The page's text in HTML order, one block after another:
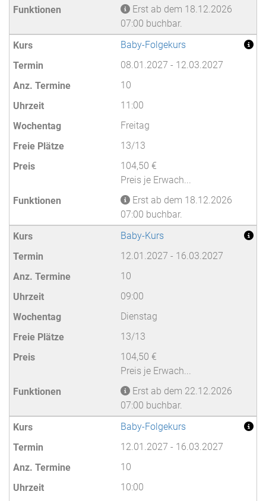
Erst ab dem 18.12.2026
07:00 buchbar.
Baby-Folgekurs
08.01.2027 - 12.03.2027
10
11:00
Freitag
13/13
104,50 €
Preis je Erwach...
Erst ab dem 18.12.2026
07:00 buchbar.
Baby-Kurs
12.01.2027 - 16.03.2027
10
09:00
Dienstag
13/13
104,50 €
Preis je Erwach...
Erst ab dem 22.12.2026
07:00 buchbar.
Baby-Folgekurs
12.01.2027 - 16.03.2027
10
10:00